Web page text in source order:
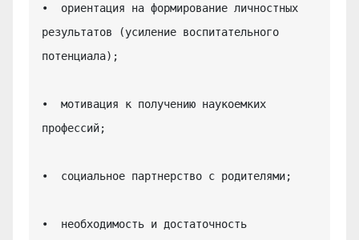
•  ориентация на формирование личностных
результатов (усиление воспитательного
потенциала);
•  мотивация к получению наукоемких
профессий;
•  социальное партнерство с родителями;
•  необходимость и достаточность